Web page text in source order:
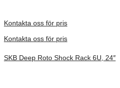
Kontakta oss för pris
Kontakta oss för pris
SKB Deep Roto Shock Rack 6U, 24″